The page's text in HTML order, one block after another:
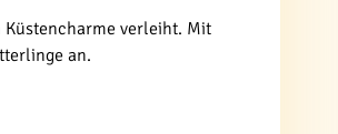
verleiht. Mit
an.